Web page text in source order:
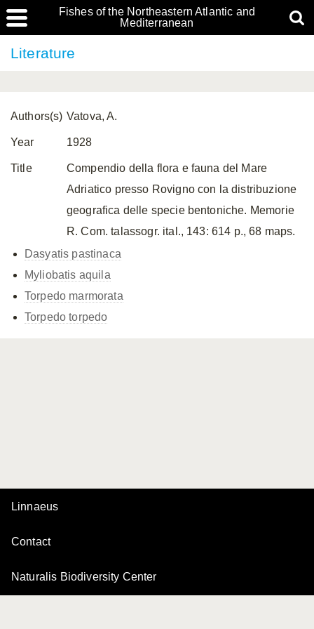
Fishes of the Northeastern Atlantic and
Mediterranean
Literature
Authors(s) Vatova, A.
Year 1928
Title
Compendio della flora e fauna del Mare
Adriatico presso Rovigno con la distribuzione
geografica delle specie bentoniche. Memorie
R. Com. talassogr. ital., 143: 614 p., 68 maps.
Dasyatis pastinaca
Myliobatis aquila
Torpedo marmorata
Torpedo torpedo
Linnaeus
Contact
Naturalis Biodiversity Center